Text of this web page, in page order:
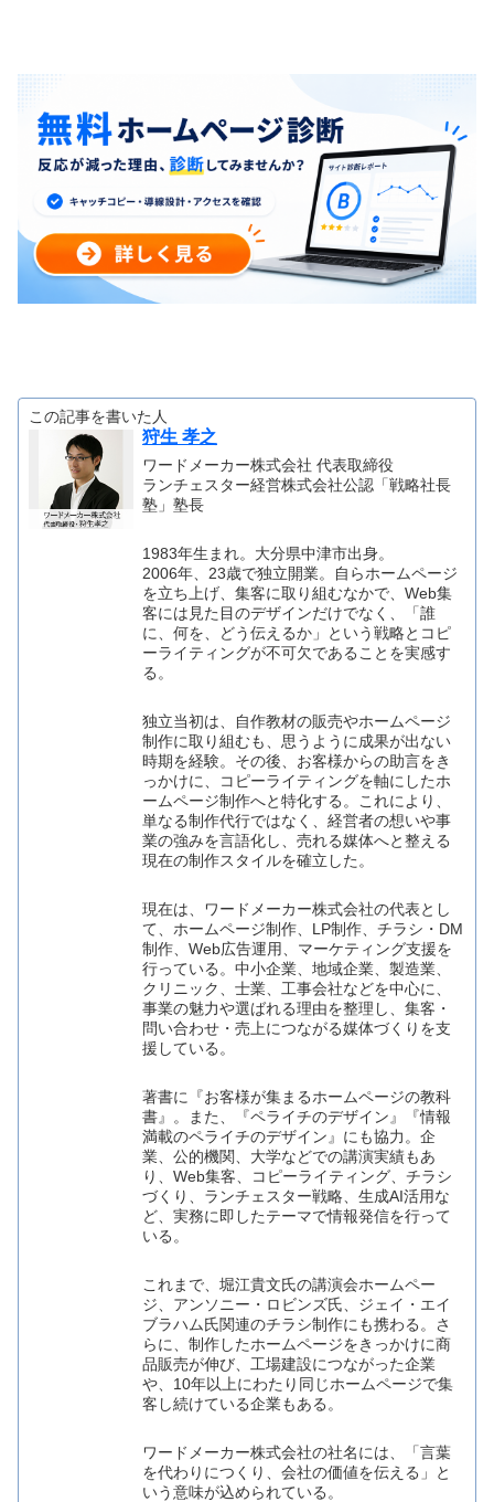
この記事を書いた人
狩生 孝之
ワードメーカー株式会社 代表取締役
ランチェスター経営株式会社公認「戦略社長
塾」塾長
1983年生まれ。大分県中津市出身。
2006年、23歳で独立開業。自らホームページ
を立ち上げ、集客に取り組むなかで、Web集
客には見た目のデザインだけでなく、「誰
に、何を、どう伝えるか」という戦略とコピ
ーライティングが不可欠であることを実感す
る。
独立当初は、自作教材の販売やホームページ
制作に取り組むも、思うように成果が出ない
時期を経験。その後、お客様からの助言をき
っかけに、コピーライティングを軸にしたホ
ームページ制作へと特化する。これにより、
単なる制作代行ではなく、経営者の想いや事
業の強みを言語化し、売れる媒体へと整える
現在の制作スタイルを確立した。
現在は、ワードメーカー株式会社の代表とし
て、ホームページ制作、LP制作、チラシ・DM
制作、Web広告運用、マーケティング支援を
行っている。中小企業、地域企業、製造業、
クリニック、士業、工事会社などを中心に、
事業の魅力や選ばれる理由を整理し、集客・
問い合わせ・売上につながる媒体づくりを支
援している。
著書に『お客様が集まるホームページの教科
書』。また、『ペライチのデザイン』『情報
満載のペライチのデザイン』にも協力。企
業、公的機関、大学などでの講演実績もあ
り、Web集客、コピーライティング、チラシ
づくり、ランチェスター戦略、生成AI活用な
ど、実務に即したテーマで情報発信を行って
いる。
これまで、堀江貴文氏の講演会ホームペー
ジ、アンソニー・ロビンズ氏、ジェイ・エイ
ブラハム氏関連のチラシ制作にも携わる。さ
らに、制作したホームページをきっかけに商
品販売が伸び、工場建設につながった企業
や、10年以上にわたり同じホームページで集
客し続けている企業もある。
ワードメーカー株式会社の社名には、「言葉
を代わりにつくり、会社の価値を伝える」と
いう意味が込められている。